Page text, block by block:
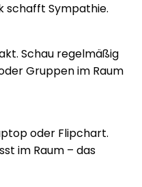
schafft Sympathie.
Schau regelmäßig
Gruppen im Raum
oder Flipchart.
im Raum – das